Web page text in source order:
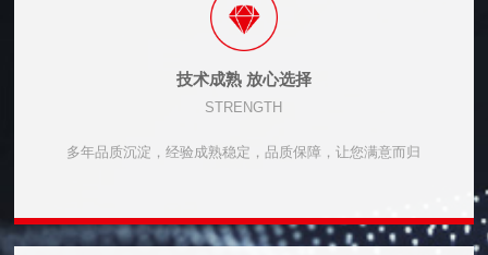
技术成熟 放心选择
STRENGTH
多年品质沉淀，经验成熟稳定，品质保障，让您满意而归